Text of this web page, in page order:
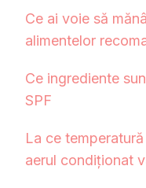
Ce ai voie să
alimentelor
Ce ingrediente
SPF
La ce
aerul condiționat